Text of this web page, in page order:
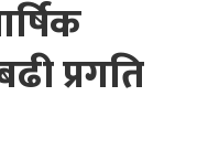
प्रगति